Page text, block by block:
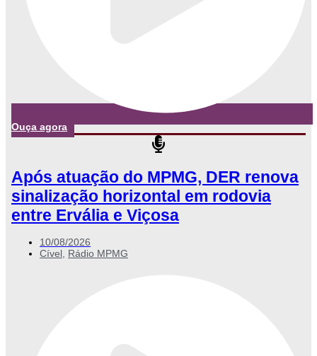
Ouça agora
Após atuação do MPMG, DER renova
sinalização horizontal em rodovia
entre Ervália e Viçosa
10/08/2026
Cível Rádio MPMG